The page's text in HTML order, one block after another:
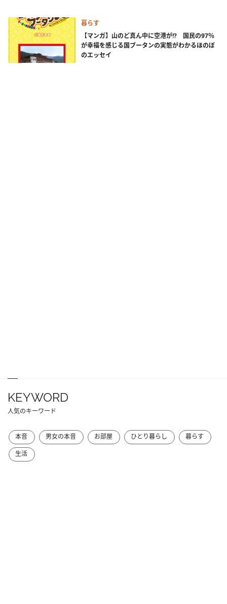
暮らす
【マンガ】山のど真ん中に空港が!? 国民の97％
が幸福を感じる国ブータンの実態がわかるほのぼ
のエッセイ
KEYWORD
人気のキーワード
本音 男女の本音 お部屋 ひとり暮らし
暮らす
生活